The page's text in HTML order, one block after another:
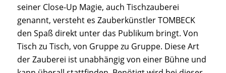
seiner Close-Up Magie, auch Tischzauberei
genannt, versteht es Zauberkünstler TOMBECK
den Spaß direkt unter das Publikum bringt. Von
Tisch zu Tisch, von Gruppe zu Gruppe. Diese Art
der Zauberei ist unabhängig von einer Bühne und